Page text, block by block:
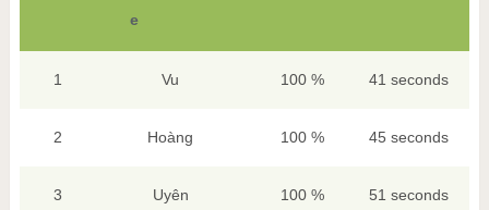
e
1 Vu 100 % 41 seconds
2 Hoàng 100 % 45 seconds
3 Uyên 100 % 51 seconds